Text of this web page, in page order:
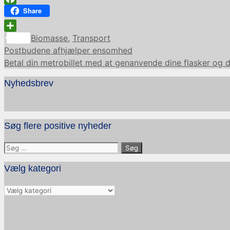
Facebook
Share
Share
Kategorier
Biomasse, Transport
Postbudene afhjælper ensomhed
Betal din metrobillet med at genanvende dine flasker og
Nyhedsbrev
Søg flere positive nyheder
Søg
efter:
Vælg kategori
Vælg